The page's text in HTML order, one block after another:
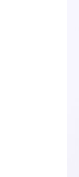
낮
[속보
수도
온열
강릉
백운
선재도
남자 농구,
여수 오동
극한폭염
축구협회
[속보]'압
'최고 37